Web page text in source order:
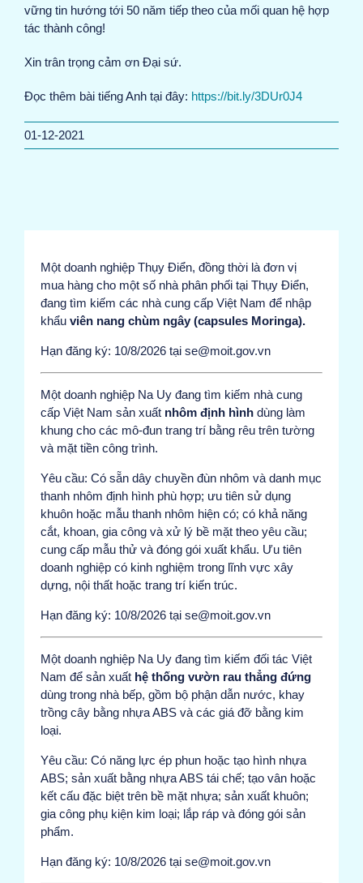
vững tin hướng tới 50 năm tiếp theo của mối quan hệ hợp
tác thành công!
Xin trân trọng cảm ơn Đại sứ.
Đọc thêm bài tiếng Anh tại đây: https://bit.ly/3DUr0J4
01-12-2021
Một doanh nghiệp Thụy Điển, đồng thời là đơn vị
mua hàng cho một số nhà phân phối tại Thụy Điển,
đang tìm kiếm các nhà cung cấp Việt Nam để nhập
khẩu viên nang chùm ngây (capsules Moringa).
Hạn đăng ký: 10/8/2026 tại se@moit.gov.vn
Một doanh nghiệp Na Uy đang tìm kiếm nhà cung
cấp Việt Nam sản xuất nhôm định hình dùng làm
khung cho các mô-đun trang trí bằng rêu trên tường
và mặt tiền công trình.
Yêu cầu: Có sẵn dây chuyền đùn nhôm và danh mục
thanh nhôm định hình phù hợp; ưu tiên sử dụng
khuôn hoặc mẫu thanh nhôm hiện có; có khả năng
cắt, khoan, gia công và xử lý bề mặt theo yêu cầu;
cung cấp mẫu thử và đóng gói xuất khẩu. Ưu tiên
doanh nghiệp có kinh nghiệm trong lĩnh vực xây
dựng, nội thất hoặc trang trí kiến trúc.
Hạn đăng ký: 10/8/2026 tại se@moit.gov.vn
Một doanh nghiệp Na Uy đang tìm kiếm đối tác Việt
Nam để sản xuất hệ thống vườn rau thẳng đứng
dùng trong nhà bếp, gồm bộ phận dẫn nước, khay
trồng cây bằng nhựa ABS và các giá đỡ bằng kim
loại.
Yêu cầu: Có năng lực ép phun hoặc tạo hình nhựa
ABS; sản xuất bằng nhựa ABS tái chế; tạo vân hoặc
kết cấu đặc biệt trên bề mặt nhựa; sản xuất khuôn;
gia công phụ kiện kim loại; lắp ráp và đóng gói sản
phẩm.
Hạn đăng ký: 10/8/2026 tại se@moit.gov.vn